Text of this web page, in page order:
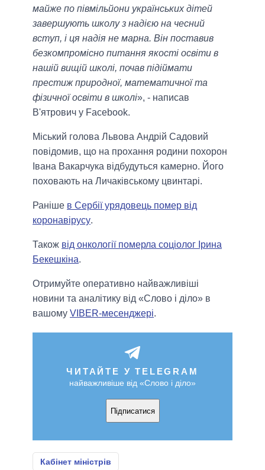
майже по півмільйони українських дітей
завершують школу з надією на чесний
вступ, і ця надія не марна. Він поставив
безкомпромісно питання якості освіти в
нашій вищій школі, почав підіймати
престиж природної, математичної та
фізичної освіти в школі», - написав
В'ятрович у Facebook.
Міський голова Львова Андрій Садовий
повідомив, що на прохання родини похорон
Івана Вакарчука відбудуться камерно. Його
поховають на Личаківському цвинтарі.
Раніше в Сербії урядовець помер від
коронавірусу.
Також від онкології померла соціолог Ірина
Бекешкіна.
Отримуйте оперативно найважливіші
новини та аналітику від «Слово і діло» в
вашому VIBER-месенджері.
ЧИТАЙТЕ У TELEGRAM
найважливіше від «Слово і діло»
Підписатися
Кабінет міністрів